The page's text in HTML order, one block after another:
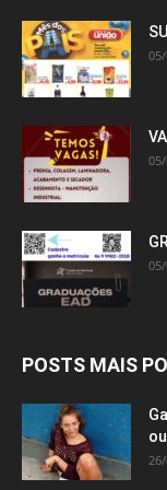
POSTS MAIS